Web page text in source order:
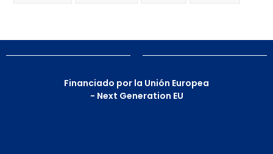
Financiado por la Unión Europea
- Next Generation EU